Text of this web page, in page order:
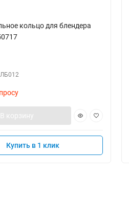
кольцо для блендера
В корзину
Купить в 1 клик